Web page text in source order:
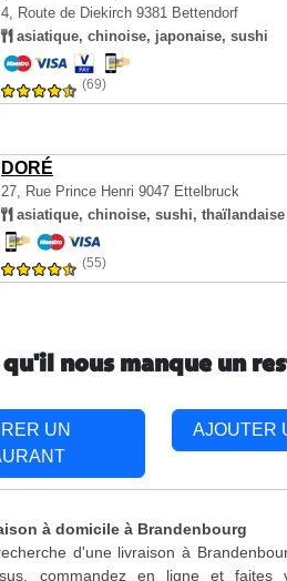
4, Route de Diekirch 9381 Bettendorf
asiatique, chinoise, japonaise, sushi
(69)
DORÉ
27, Rue Prince Henri 9047 Ettelbruck
asiatique, chinoise, sushi, thaïlandaise
(55)
qu'il nous manque un
UN
AJOUTER
à domicile à Brandenbourg
d'une livraison à
commandez en ligne et faites